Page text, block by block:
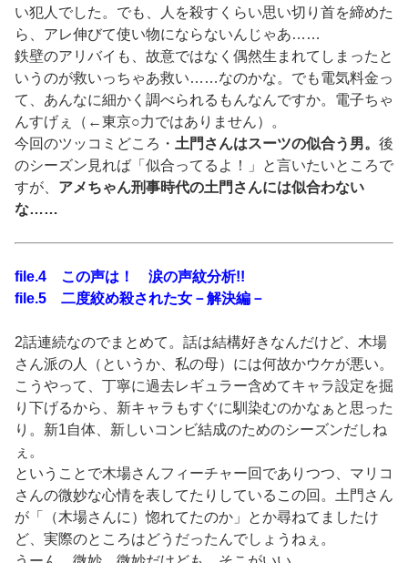
い犯人でした。でも、人を殺すくらい思い切り首を締めた
ら、アレ伸びて使い物にならないんじゃあ……
鉄壁のアリバイも、故意ではなく偶然生まれてしまったと
いうのが救いっちゃあ救い……なのかな。でも電気料金っ
て、あんなに細かく調べられるもんなんですか。電子ちゃ
んすげぇ（←東京○力ではありません）。
今回のツッコミどころ・ 土門さんはスーツの似合う男。 後
のシーズン見れば「似合ってるよ！」と言いたいところで
すが、 アメちゃん刑事時代の土門さんには似合わない
な……
file.4 この声は！ 涙の声紋分析!!
file.5 二度絞め殺された女－解決編－
2話連続なのでまとめて。話は結構好きなんだけど、木場
さん派の人（というか、私の母）には何故かウケが悪い。
こうやって、丁寧に過去レギュラー含めてキャラ設定を掘
り下げるから、新キャラもすぐに馴染むのかなぁと思った
り。新1自体、新しいコンビ結成のためのシーズンだしね
ぇ。
ということで木場さんフィーチャー回でありつつ、マリコ
さんの微妙な心情を表してたりしているこの回。土門さん
が「（木場さんに）惚れてたのか」とか尋ねてましたけ
ど、実際のところはどうだったんでしょうねぇ。